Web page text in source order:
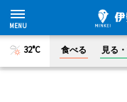
32°C 食べる 見る